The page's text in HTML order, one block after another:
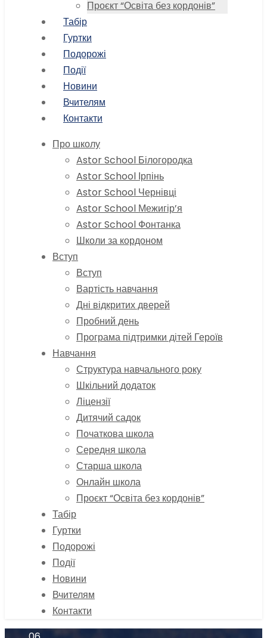
Проєкт “Освіта без кордонів”
Табір
Гуртки
Подорожі
Події
Новини
Вчителям
Контакти
Про школу
Astor School Білогородка
Astor School Ірпінь
Astor School Чернівці
Astor School Межигір’я
Astor School Фонтанка
Школи за кордоном
Вступ
Вступ
Вартість навчання
Дні відкритих дверей
Пробний день
Програма підтримки дітей Героїв
Навчання
Структура навчального року
Шкільний додаток
Ліцензії
Дитячий садок
Початкова школа
Середня школа
Старша школа
Онлайн школа
Проєкт “Освіта без кордонів”
Табір
Гуртки
Подорожі
Події
Новини
Вчителям
Контакти